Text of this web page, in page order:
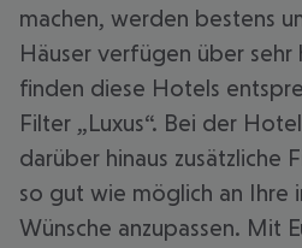
machen, werden bestens
Häuser verfügen über sehr
finden diese Hotels
Filter „Luxus“. Bei der
darüber hinaus zusätzliche
so gut wie möglich an Ihre
Wünsche anzupassen. Mit